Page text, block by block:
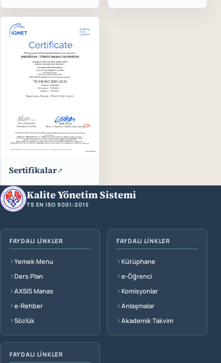
Sertifikalar↗
Kalite Yönetim Sistemi
TS EN ISO 9001:2015
Faydalı Linkler
FAYDALI LINKLER
Yemek Menu
Ders Plan
AXSIS Manas
e-Rehber
Sözlük
FAYDALI LINKLER
Kütüphane
e-Öğrenci
Komisyonlar
Anlaşmalar
Akademik Takvim
FAYDALI LINKLER